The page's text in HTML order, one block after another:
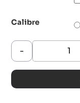
Calibre
-